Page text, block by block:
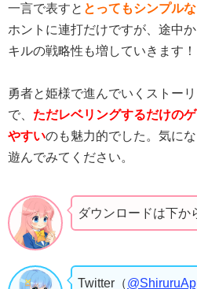
一言で表すと とってもシンプル
ホントに連打だけですが、途中
キルの戦略性も増していきます！
勇者と姫様で進んでいくストー
で、 ただレベリングするだけの
やすいのも魅力的でした。気に
遊んでみてください。
ダウンロードは下か
Twitter（